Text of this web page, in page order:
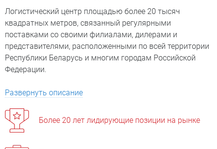
Логистический центр площадью более 20 тысяч
квадратных метров, связанный регулярными
поставками со своими филиалами, дилерами и
представителями, расположенными по всей территории
Республики Беларусь и многим городам Российской
Федерации.
Развернуть описание
Более 20 лет лидирующие позиции на рынке